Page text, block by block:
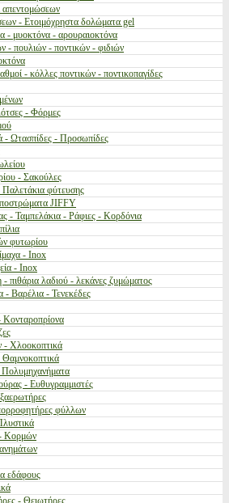
απεντομώσεων
- Ετοιμόχρηστα δολώματα gel
- μυοκτόνα - αρουραιοκτόνα
- πουλιών - ποντικών - φιδιών
- κόλλες ποντικών - ποντικοπαγίδες
- Φόρμες
- Ωτασπίδες - Προσωπίδες
- Σακούλες
φύτευσης
JIFFY
- Ταμπελάκια - Ράφιες - Κορδόνια
φυτωρίου
- Inox
- Inox
πιθάρια λαδιού - λεκάνες ζυμώματος
- Βαρέλια - Τενεκέδες
- Χλοοκοπτικά
- Ευθυγραμμιστές
φύλλων
Κορμών
εδάφους
- Θειωτήρες